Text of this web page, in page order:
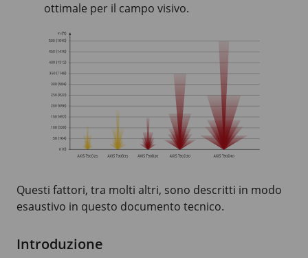
ottimale per il campo visivo.
Questi fattori, tra molti altri, sono descritti in modo
esaustivo in questo documento tecnico.
Introduzione